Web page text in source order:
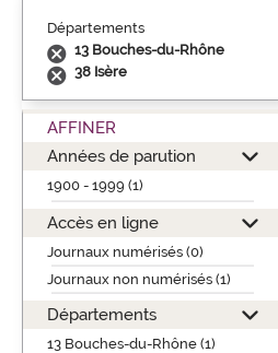
Départements
13 Bouches-du-Rhône
38 Isère
AFFINER
Années de parution
1900 - 1999 (1)
Accès en ligne
Journaux numérisés (0)
Journaux non numérisés (1)
Départements
13 Bouches-du-Rhône (1)